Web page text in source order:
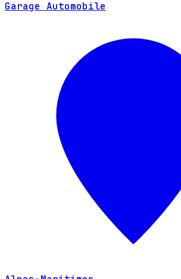
Garage Automobile